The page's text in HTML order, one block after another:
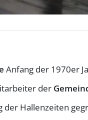
Anfang der 1970er
der
der Hallenzeiten